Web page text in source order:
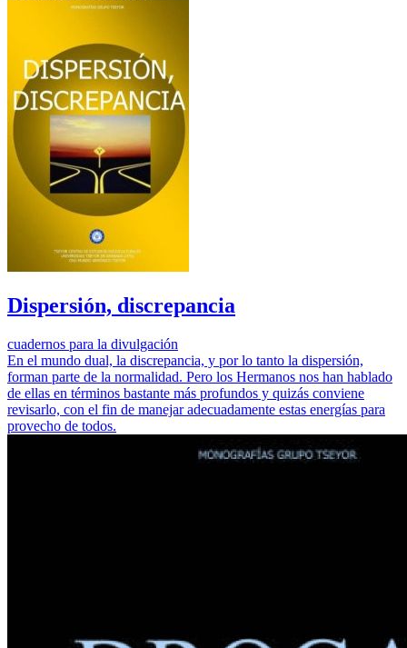
Dispersión, discrepancia
cuadernos para la divulgación
En el mundo dual, la discrepancia, y por lo tanto la dispersión,
forman parte de la normalidad. Pero los Hermanos nos han hablado
de ellas en términos bastante más profundos y quizás conviene
revisarlo, con el fin de manejar adecuadamente estas energías para
provecho de todos.